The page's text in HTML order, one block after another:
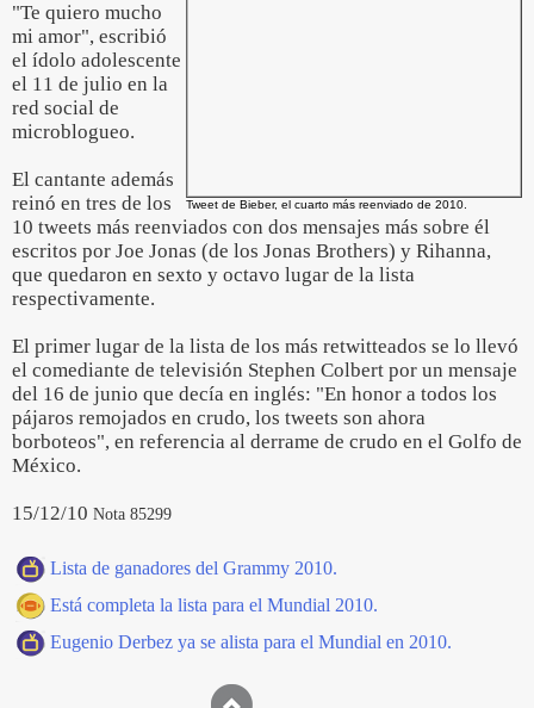
Tweet de Bieber, el cuarto más reenviado de 2010.
"Te quiero mucho
mi amor", escribió
el ídolo adolescente
el 11 de julio en la
red social de
microblogueo.
El cantante además
reinó en tres de los
10 tweets más reenviados con dos mensajes más sobre él
escritos por Joe Jonas (de los Jonas Brothers) y Rihanna,
que quedaron en sexto y octavo lugar de la lista
respectivamente.
El primer lugar de la lista de los más retwitteados se lo llevó
el comediante de televisión Stephen Colbert por un mensaje
del 16 de junio que decía en inglés: "En honor a todos los
pájaros remojados en crudo, los tweets son ahora
borboteos", en referencia al derrame de crudo en el Golfo de
México.
15/12/10 Nota 85299
Lista de ganadores del Grammy 2010.
Está completa la lista para el Mundial 2010.
Eugenio Derbez ya se alista para el Mundial en 2010.